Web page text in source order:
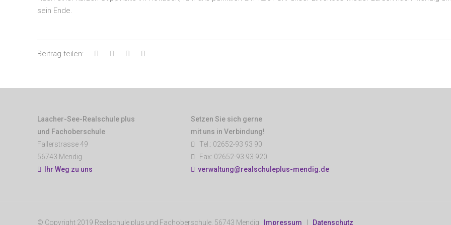
sein Ende.
Beitrag teilen:
Laacher-See-Realschule plus
und Fachoberschule
Fallerstrasse 49
56743 Mendig
Ihr Weg zu uns
Setzen Sie sich gerne
mit uns in Verbindung!
Tel.: 02652-93 93 90
Fax: 02652-93 93 920
verwaltung@realschuleplus-mendig.de
© Copyright 2019 Realschule plus und Fachoberschule, 56743 Mendig Impressum Datenschutz